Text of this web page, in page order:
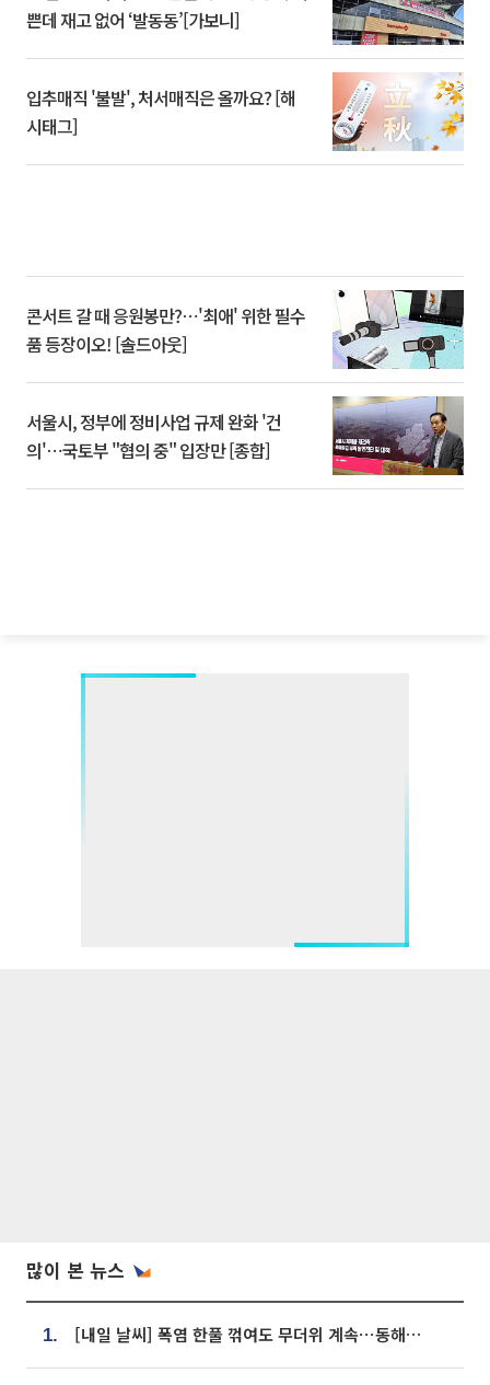
쁜데 재고 없어 ‘발동동’[가보니]
입추매직 '불발', 처서매직은 올까요? [해
시태그]
콘서트 갈 때 응원봉만?⋯'최애' 위한 필수
품 등장이오! [솔드아웃]
서울시, 정부에 정비사업 규제 완화 '건
의'⋯국토부 "협의 중" 입장만 [종합]
많이 본 뉴스
1. [내일 날씨] 폭염 한풀 꺾여도 무더위 계속⋯동해안 이틀 연속 비